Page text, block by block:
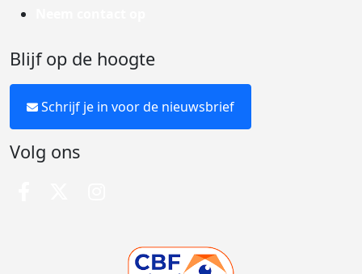
Blijf op de hoogte
Schrijf je in voor de nieuwsbrief
Volg ons